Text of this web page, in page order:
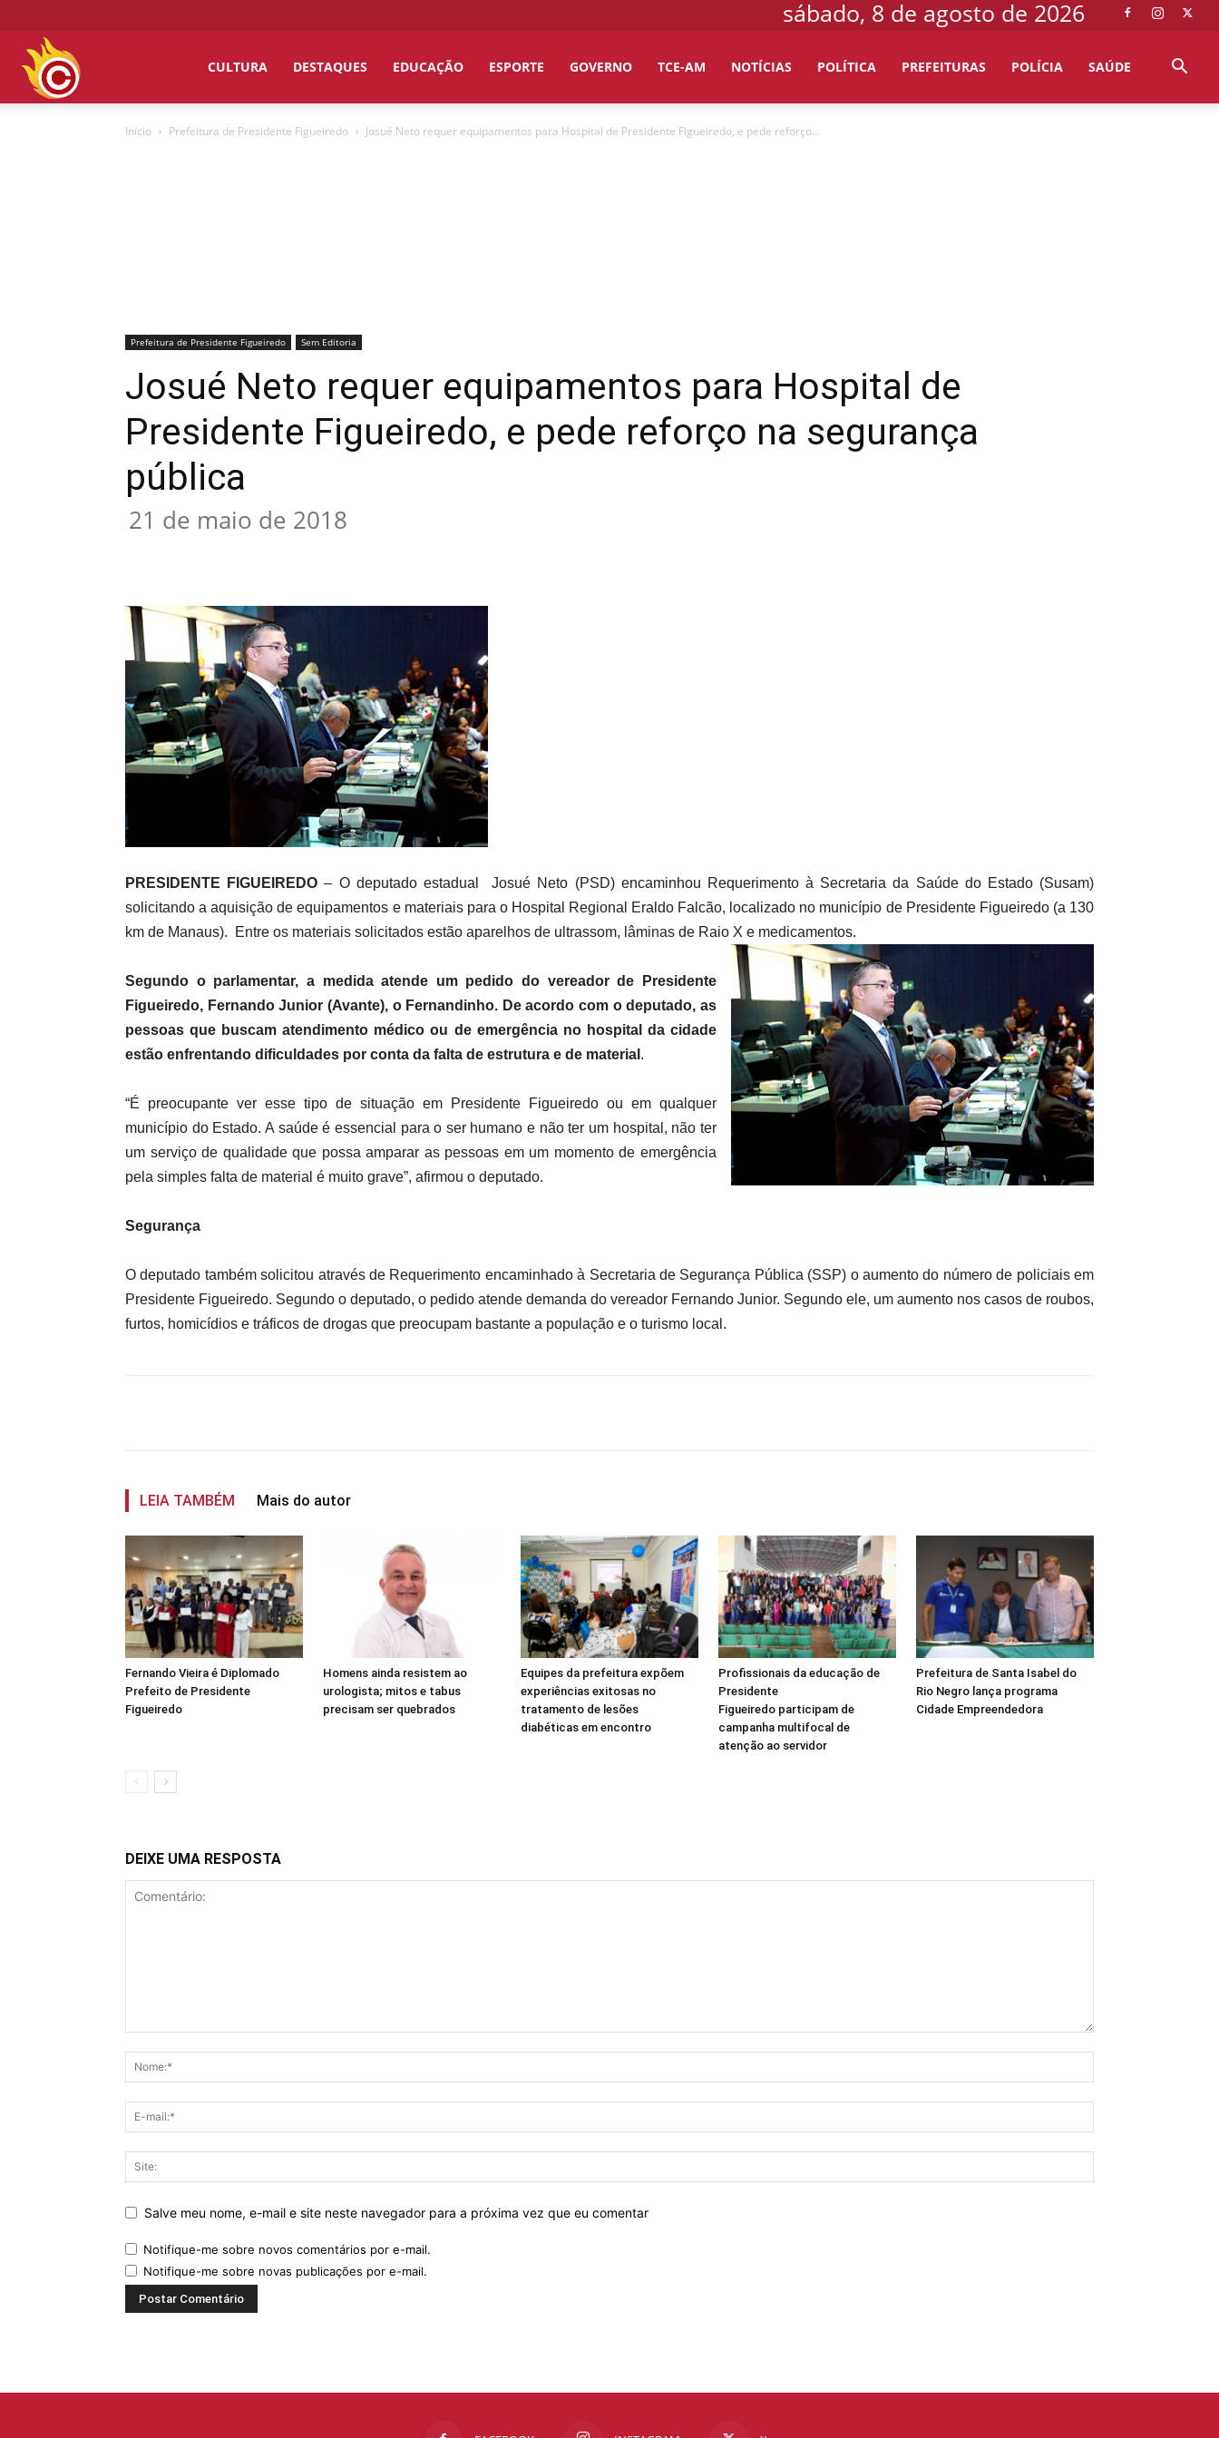
sábado, 8 de agosto de 2026
CULTURA DESTAQUES EDUCAÇÃO ESPORTE GOVERNO TCE-AM NOTÍCIAS POLÍTICA PREFEITURAS POLÍCIA SAÚDE
Início Prefeitura de Presidente Figueiredo Josué Neto requer equipamentos para Hospital de Presidente Figueiredo, e pede reforço...
Prefeitura de Presidente Figueiredo Sem Editoria
Josué Neto requer equipamentos para Hospital de
Presidente Figueiredo, e pede reforço na segurança
pública
21 de maio de 2018
PRESIDENTE FIGUEIREDO – O deputado estadual Josué Neto (PSD) encaminhou Requerimento à Secretaria da Saúde do Estado (Susam)
solicitando a aquisição de equipamentos e materiais para o Hospital Regional Eraldo Falcão, localizado no município de Presidente Figueiredo (a 130
km de Manaus). Entre os materiais solicitados estão aparelhos de ultrassom, lâminas de Raio X e medicamentos.
Segundo o parlamentar, a medida atende um pedido do vereador de Presidente
Figueiredo, Fernando Junior (Avante), o Fernandinho. De acordo com o deputado, as
pessoas que buscam atendimento médico ou de emergência no hospital da cidade
estão enfrentando dificuldades por conta da falta de estrutura e de material .
“É preocupante ver esse tipo de situação em Presidente Figueiredo ou em qualquer
município do Estado. A saúde é essencial para o ser humano e não ter um hospital, não ter
um serviço de qualidade que possa amparar as pessoas em um momento de emergência
pela simples falta de material é muito grave”, afirmou o deputado.
Segurança
O deputado também solicitou através de Requerimento encaminhado à Secretaria de Segurança Pública (SSP) o aumento do número de policiais em
Presidente Figueiredo. Segundo o deputado, o pedido atende demanda do vereador Fernando Junior. Segundo ele, um aumento nos casos de roubos,
furtos, homicídios e tráficos de drogas que preocupam bastante a população e o turismo local.
LEIA TAMBÉM Mais do autor
Fernando Vieira é Diplomado
Prefeito de Presidente
Figueiredo
Homens ainda resistem ao
urologista; mitos e tabus
precisam ser quebrados
Equipes da prefeitura expõem
experiências exitosas no
tratamento de lesões
diabéticas em encontro
Profissionais da educação de
Presidente
Figueiredo participam de
campanha multifocal de
atenção ao servidor
Prefeitura de Santa Isabel do
Rio Negro lança programa
Cidade Empreendedora
DEIXE UMA RESPOSTA
Salve meu nome, e-mail e site neste navegador para a próxima vez que eu comentar
Notifique-me sobre novos comentários por e-mail.
Notifique-me sobre novas publicações por e-mail.